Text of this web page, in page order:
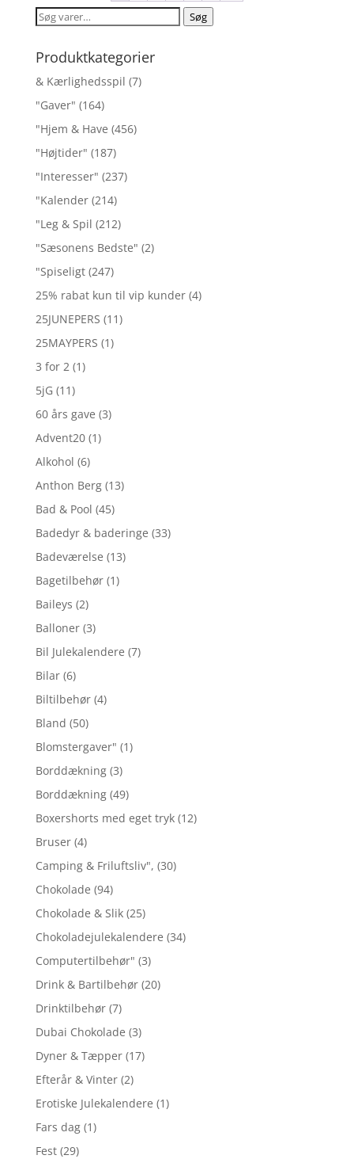
Søg
Søg
Produktkategorier
& Kærlighedsspil (7)
"Gaver" (164)
"Hjem & Have (456)
"Højtider" (187)
"Interesser" (237)
"Kalender (214)
"Leg & Spil (212)
"Sæsonens Bedste" (2)
"Spiseligt (247)
25% rabat kun til vip kunder (4)
25JUNEPERS (11)
25MAYPERS (1)
3 for 2 (1)
5jG (11)
60 års gave (3)
Advent20 (1)
Alkohol (6)
Anthon Berg (13)
Bad & Pool (45)
Badedyr & baderinge (33)
Badeværelse (13)
Bagetilbehør (1)
Baileys (2)
Balloner (3)
Bil Julekalendere (7)
Bilar (6)
Biltilbehør (4)
Bland (50)
Blomstergaver" (1)
Borddækning (3)
Borddækning (49)
Boxershorts med eget tryk (12)
Bruser (4)
Camping & Friluftsliv", (30)
Chokolade (94)
Chokolade & Slik (25)
Chokoladejulekalendere (34)
Computertilbehør" (3)
Drink & Bartilbehør (20)
Drinktilbehør (7)
Dubai Chokolade (3)
Dyner & Tæpper (17)
Efterår & Vinter (2)
Erotiske Julekalendere (1)
Fars dag (1)
Fest (29)